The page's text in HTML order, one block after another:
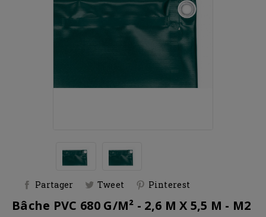
Partager Tweet Pinterest
Bâche PVC 680 G/m² - 2,6 M X 5,5 M - M2